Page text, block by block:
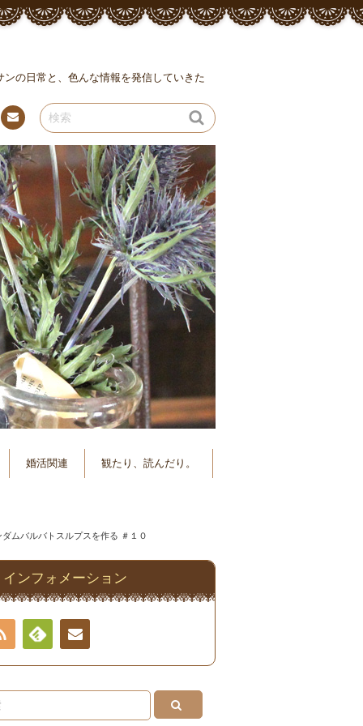
の日常と、色んな情報を発信していきた
先
婚活関連 観たり、読んだり。
ムバルバトスルプスを作る ＃１０
インフォメーション
RSS
Feedly連絡
先